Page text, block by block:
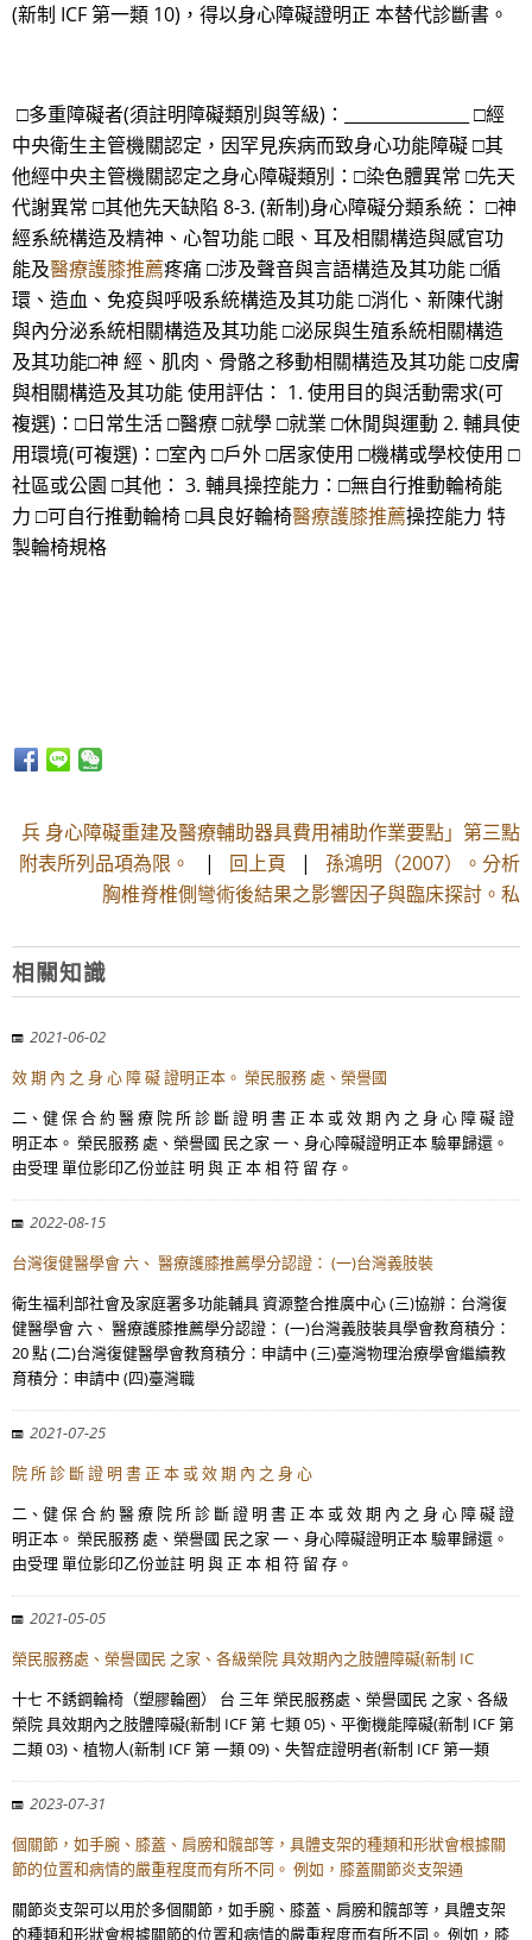
(新制 ICF 第一類 10)，得以身心障礙證明正 本替代診斷書。
□多重障礙者(須註明障礙類別與等級)：_______________ □經
中央衛生主管機關認定，因罕見疾病而致身心功能障礙 □其
他經中央主管機關認定之身心障礙類別：□染色體異常 □先天
代謝異常 □其他先天缺陷 8-3. (新制)身心障礙分類系統： □神
經系統構造及精神、心智功能 □眼、耳及相關構造與感官功
能及醫療護膝推薦疼痛 □涉及聲音與言語構造及其功能 □循
環、造血、免疫與呼吸系統構造及其功能 □消化、新陳代謝
與內分泌系統相關構造及其功能 □泌尿與生殖系統相關構造
及其功能□神 經、肌肉、骨骼之移動相關構造及其功能 □皮膚
與相關構造及其功能 使用評估： 1. 使用目的與活動需求(可
複選)：□日常生活 □醫療 □就學 □就業 □休閒與運動 2. 輔具使
用環境(可複選)：□室內 □戶外 □居家使用 □機構或學校使用 □
社區或公園 □其他： 3. 輔具操控能力：□無自行推動輪椅能
力 □可自行推動輪椅 □具良好輪椅醫療護膝推薦操控能力 特
製輪椅規格
兵 身心障礙重建及醫療輔助器具費用補助作業要點」第三點
附表所列品項為限。
| 回上頁 | 孫鴻明（2007）。分析
胸椎脊椎側彎術後結果之影響因子與臨床探討。私
相關知識
2021-06-02
效 期 內 之 身 心 障 礙 證明正本。 榮民服務 處、榮譽國
二、健 保 合 約 醫 療 院 所 診 斷 證 明 書 正 本 或 效 期 內 之 身 心 障 礙 證
明正本。 榮民服務 處、榮譽國 民之家 一、身心障礙證明正本 驗畢歸還。
由受理 單位影印乙份並註 明 與 正 本 相 符 留 存。
2022-08-15
台灣復健醫學會 六、 醫療護膝推薦學分認證： (一)台灣義肢裝
衛生福利部社會及家庭署多功能輔具 資源整合推廣中心 (三)協辦：台灣復
健醫學會 六、 醫療護膝推薦學分認證： (一)台灣義肢裝具學會教育積分：
20 點 (二)台灣復健醫學會教育積分：申請中 (三)臺灣物理治療學會繼續教
育積分：申請中 (四)臺灣職
2021-07-25
院 所 診 斷 證 明 書 正 本 或 效 期 內 之 身 心
二、健 保 合 約 醫 療 院 所 診 斷 證 明 書 正 本 或 效 期 內 之 身 心 障 礙 證
明正本。 榮民服務 處、榮譽國 民之家 一、身心障礙證明正本 驗畢歸還。
由受理 單位影印乙份並註 明 與 正 本 相 符 留 存。
2021-05-05
榮民服務處、榮譽國民 之家、各級榮院 具效期內之肢體障礙(新制 IC
十七 不銹鋼輪椅（塑膠輪圈） 台 三年 榮民服務處、榮譽國民 之家、各級
榮院 具效期內之肢體障礙(新制 ICF 第 七類 05)、平衡機能障礙(新制 ICF 第
二類 03)、植物人(新制 ICF 第 一類 09)、失智症證明者(新制 ICF 第一類
2023-07-31
個關節，如手腕、膝蓋、肩膀和髖部等，具體支架的種類和形狀會根據關
節的位置和病情的嚴重程度而有所不同。 例如，膝蓋關節炎支架通
關節炎支架可以用於多個關節，如手腕、膝蓋、肩膀和髖部等，具體支架
的種類和形狀會根據關節的位置和病情的嚴重程度而有所不同。 例如，膝